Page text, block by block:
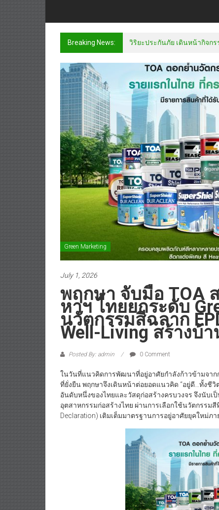
Breaking News: วิริยะประกันภัย เดินหน้ากิจกร
Green Marketing
July 1, 2026
พฤกษา จับมือ TOA
หาฯ ไทยยกระดับ
นวัตกรรมสีฉลาก
Well-Living สร้างบ้
Posted By: admin 0 Comment
ในวันที่แนวคิดการพัฒนาที่อยู่อาศัยกำลังก้าวข้ามจา
ที่ยั่งยืน พฤกษาจึงเดินหน้าต่อยอดแนวคิด “อยู่ดี…ทั้งชีวิ
อันดับหนึ่งของไทยและวัสดุก่อสร้างครบวงจร จึงนับเ
อุตสาหกรรมก่อสร้างไทย ผ่านการเลือกใช้นวัตกรรม
Declaration) เติมเต็มมาตรฐานการอยู่อาศัยยุคใหม่ภา